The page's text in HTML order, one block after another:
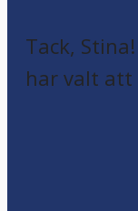
Tack,
har valt att